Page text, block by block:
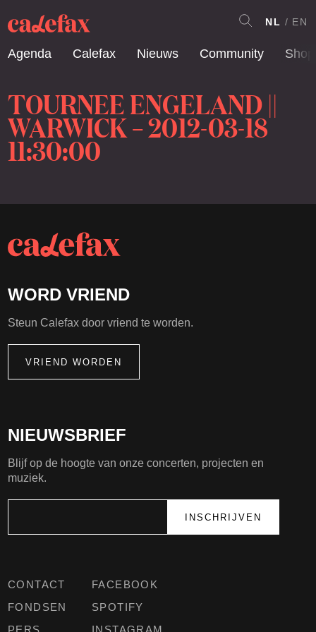
Agenda Calefax Nieuws Community Shop
NL EN
TOURNEE ENGELAND ||
WARWICK – 2012-03-18
11:30:00
CONTACT
FONDSEN
PERS
FACEBOOK
SPOTIFY
INSTAGRAM
NIEUWSBRIEF
Blijf op de hoogte van onze concerten, projecten en
muziek.
WORD VRIEND
Steun Calefax door vriend te worden.
VRIEND WORDEN